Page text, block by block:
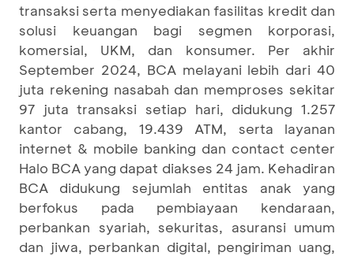
transaksi serta menyediakan fasilitas kredit dan
solusi keuangan bagi segmen korporasi,
komersial, UKM, dan konsumer. Per akhir
September 2024, BCA melayani lebih dari 40
juta rekening nasabah dan memproses sekitar
97 juta transaksi setiap hari, didukung 1.257
kantor cabang, 19.439 ATM, serta layanan
internet & mobile banking dan contact center
Halo BCA yang dapat diakses 24 jam. Kehadiran
BCA didukung sejumlah entitas anak yang
berfokus pada pembiayaan kendaraan,
perbankan syariah, sekuritas, asuransi umum
dan jiwa, perbankan digital, pengiriman uang,